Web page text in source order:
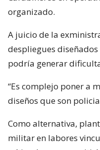
organizado.
A juicio de la
despliegues
podría generar
“Es complejo poner a
diseños que son
Como alternativa,
militar en labores